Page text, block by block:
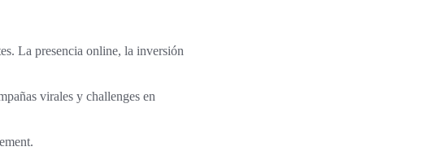
La presencia online, la inversión
virales y challenges en